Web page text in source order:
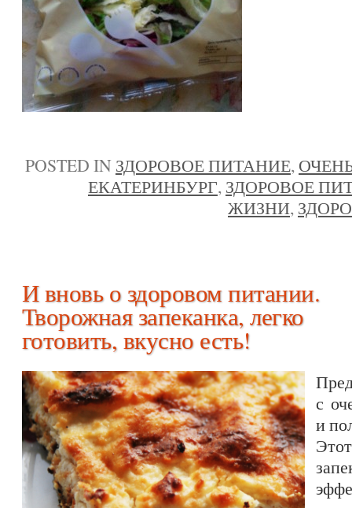
POSTED IN ЗДОРОВОЕ ПИТАНИЕ,
ЕКАТЕРИНБУРГ, ЗДОРОВОЕ
ЖИЗНИ,
И вновь о здоровом питании.
Творожная запеканка, легко
готовить, вкусно есть!
с
и